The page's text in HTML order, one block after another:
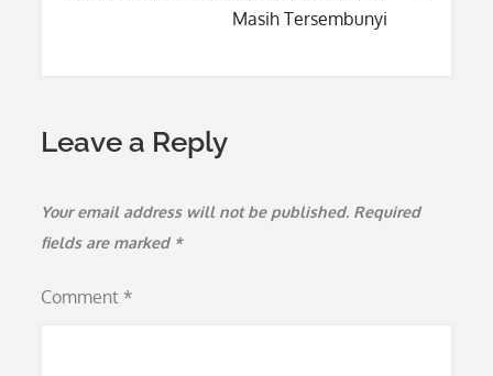
Masih Tersembunyi
Leave a Reply
Your email address will not be published. Required
fields are marked *
Comment *